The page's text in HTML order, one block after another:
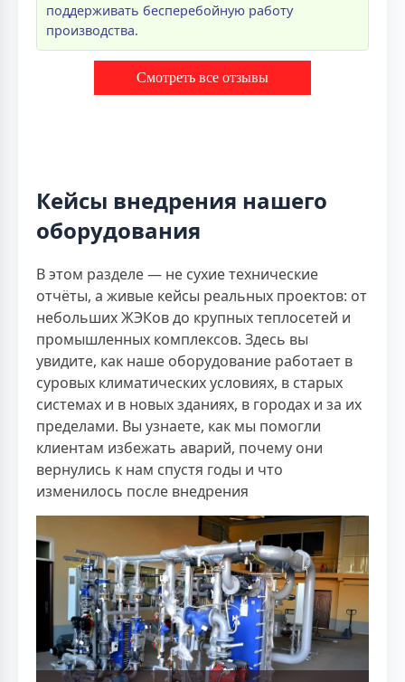
поддерживать бесперебойную работу
производства.
Смотреть все отзывы
Кейсы внедрения нашего
оборудования
В этом разделе — не сухие технические
отчёты, а живые кейсы реальных проектов: от
небольших ЖЭКов до крупных теплосетей и
промышленных комплексов. Здесь вы
увидите, как наше оборудование работает в
суровых климатических условиях, в старых
системах и в новых зданиях, в городах и за их
пределами. Вы узнаете, как мы помогли
клиентам избежать аварий, почему они
вернулись к нам спустя годы и что
изменилось после внедрения